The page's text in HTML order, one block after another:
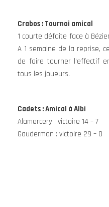
Crabos : Tournoi amical
1 courte défaite face à
A 1 semaine de la reprise,
de faire tourner l’effectif
tous les joueurs.
Cadets : Amical à Albi
Alamercery : victoire 14 – 7
Gauderman : victoire 29 – 0